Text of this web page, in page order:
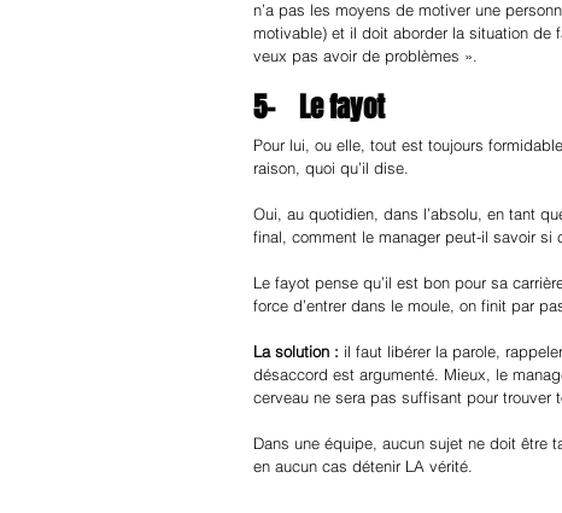
n’a pas les moyens de motiver une
motivable) et il doit aborder la situation de
veux pas avoir de problèmes ».
5-    Le fayot
Pour lui, ou elle, tout est toujours
raison, quoi qu’il dise.
Oui, au quotidien, dans l’absolu, en tant
final, comment le manager peut-il savoir si
Le fayot pense qu’il est bon pour sa
force d’entrer dans le moule, on finit par
La solution : il faut libérer la parole,
désaccord est argumenté. Mieux, le
cerveau ne sera pas suffisant pour trouver
Dans une équipe, aucun sujet ne doit être
en aucun cas détenir LA vérité.